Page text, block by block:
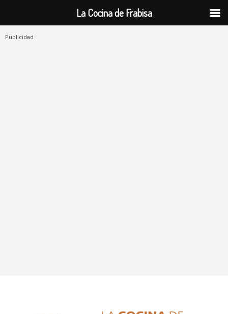
Publicidad
La Cocina de Frabisa